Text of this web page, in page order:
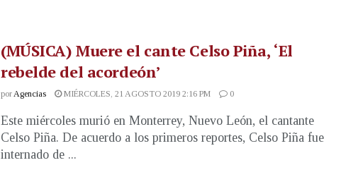
(MÚSICA) Muere el cante Celso Piña, ‘El
rebelde del acordeón’
porAgencias MIÉRCOLES, 21 AGOSTO 2019 2:16 PM 0
Este miércoles murió en Monterrey, Nuevo León, el cantante
Celso Piña. De acuerdo a los primeros reportes, Celso Piña fue
internado de ...